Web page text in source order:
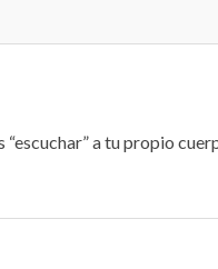
“escuchar” a tu propio